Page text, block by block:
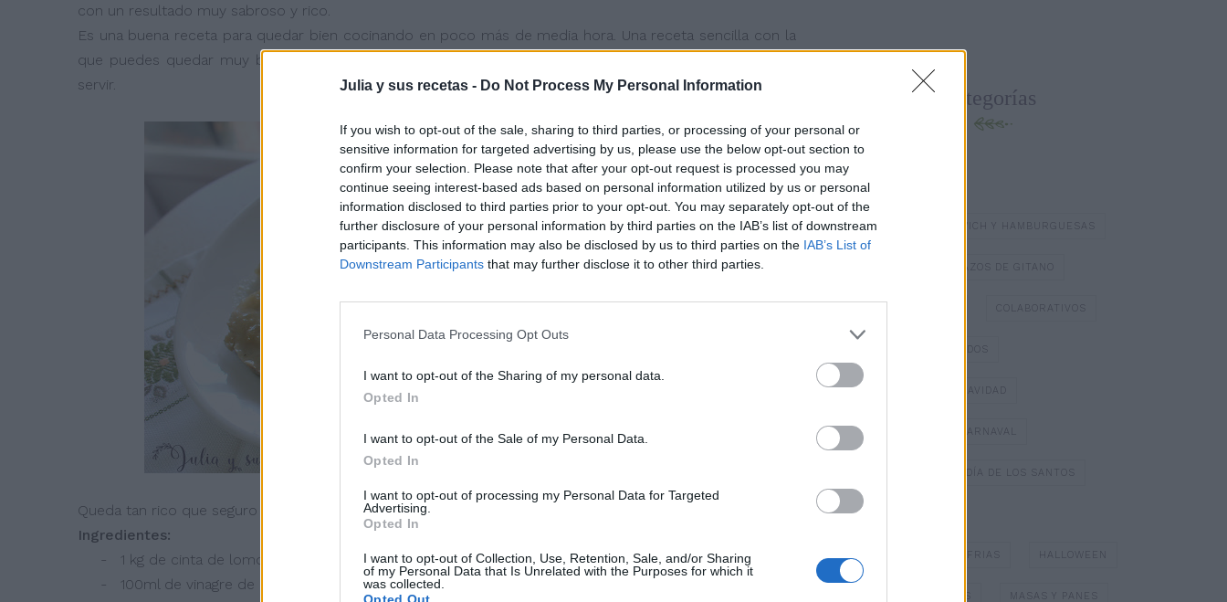
Julia y sus recetas - Do Not Process My Personal Information
If you wish to opt-out of the sale, sharing to third parties, or processing of your personal or
sensitive information for targeted advertising by us, please use the below opt-out section to
confirm your selection. Please note that after your opt-out request is processed you may
continue seeing interest-based ads based on personal information utilized by us or personal
information disclosed to third parties prior to your opt-out. You may separately opt-out of the
further disclosure of your personal information by third parties on the IAB’s list of downstream
participants. This information may also be disclosed by us to third parties on the IAB’s List of
Downstream Participants that may further disclose it to other third parties.
Personal Data Processing Opt Outs
I want to opt-out of the Sharing of my personal data.
Opted In
I want to opt-out of the Sale of my Personal Data.
Opted In
I want to opt-out of processing my Personal Data for Targeted
Advertising.
Opted In
I want to opt-out of Collection, Use, Retention, Sale, and/or Sharing
of my Personal Data that Is Unrelated with the Purposes for which it
was collected.
Opted Out
con un resultado muy sabroso y rico.
Es una buena receta para quedar bien cocinando en poco más de media hora. Una receta sencilla con la
que puedes quedar muy bien si tienes invitado, la dejas hecha y solo tienes que calentarla y lista para
servir.
Queda tan rico que seguro que la vais a preparar muchas veces más, es lo que me ha pasado a mi.
Ingredientes:
- 1 kg de cinta de lomo de cerdo
- 100ml de vinagre de manzana o sidra
Categorías
BATIDOS Y ZUMOS
BOCADILLOS Y SÁNDWICH Y HAMBURGUESAS
BRAZOS DE GITANO
COLABORATIVOS
DULCES TÍPICOS DE NAVIDAD
DULCES TÍPICOS DE CARNAVAL
DULCES TÍPICOS DEL DÍA DE LOS SANTOS
ESPECIAL NAVIDAD
GAZPACHOS Y SOPAS FRIAS HALLOWEEN
MASAS Y PANES